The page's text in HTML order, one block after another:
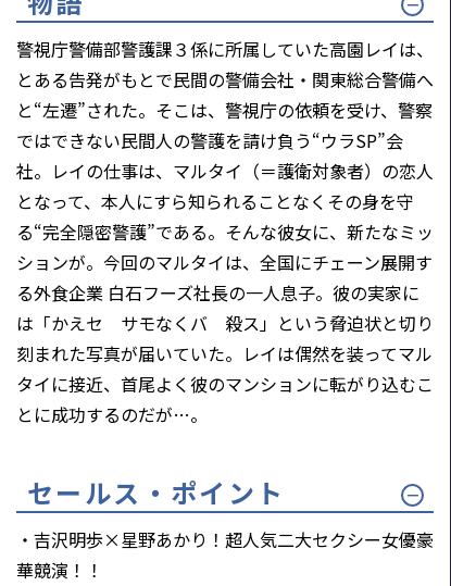
警視庁警備部警護課３係に所属していた高園レイは、
とある告発がもとで民間の警備会社・関東総合警備へ
と“左遷”された。そこは、警視庁の依頼を受け、警察
ではできない民間人の警護を請け負う“ウラSP”会
社。レイの仕事は、マルタイ（＝護衛対象者）の恋人
となって、本人にすら知られることなくその身を守
る“完全隠密警護”である。そんな彼女に、新たなミッ
ションが。今回のマルタイは、全国にチェーン展開す
る外食企業 白石フーズ社長の一人息子。彼の実家に
は「かえセ サモなくバ 殺ス」という脅迫状と切り
刻まれた写真が届いていた。レイは偶然を装ってマル
タイに接近、首尾よく彼のマンションに転がり込むこ
とに成功するのだが…。
セールス・ポイント
・吉沢明歩×星野あかり！超人気二大セクシー女優豪
華競演！！